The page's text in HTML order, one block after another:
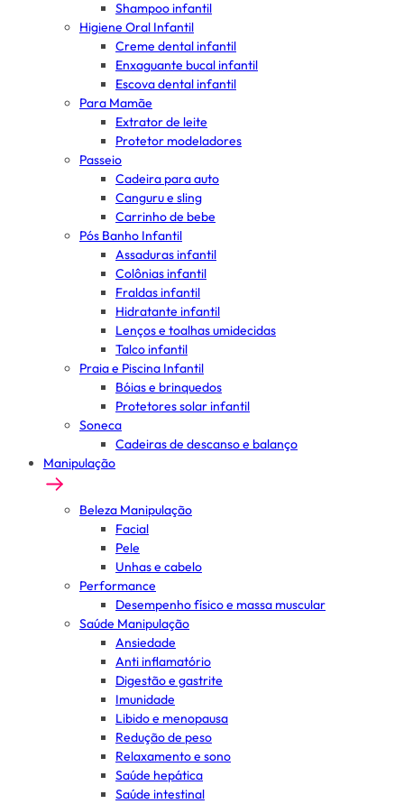
Shampoo infantil
Higiene Oral Infantil
Creme dental infantil
Enxaguante bucal infantil
Escova dental infantil
Para Mamãe
Extrator de leite
Protetor modeladores
Passeio
Cadeira para auto
Canguru e sling
Carrinho de bebe
Pós Banho Infantil
Assaduras infantil
Colônias infantil
Fraldas infantil
Hidratante infantil
Lenços e toalhas umidecidas
Talco infantil
Praia e Piscina Infantil
Bóias e brinquedos
Protetores solar infantil
Soneca
Cadeiras de descanso e balanço
Manipulação
Beleza Manipulação
Facial
Pele
Unhas e cabelo
Performance
Desempenho físico e massa muscular
Saúde Manipulação
Ansiedade
Anti inflamatório
Digestão e gastrite
Imunidade
Libido e menopausa
Redução de peso
Relaxamento e sono
Saúde hepática
Saúde intestinal